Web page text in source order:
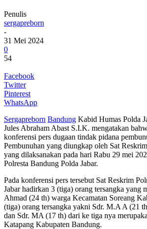
Penulis
sergapreborn
-
31 Mei 2024
0
54
Facebook
Twitter
Pinterest
WhatsApp
Sergapreborn Bandung Kabid Humas Polda
Jules Abraham Abast S.I.K. mengatakan
konferensi pers dugaan tindak pidana
Pembunuhan yang diungkap oleh Sat
yang dilaksanakan pada hari Rabu 29 mei
Polresta Bandung Polda Jabar.
Pada konferensi pers tersebut Sat Reskrim
Jabar hadirkan 3 (tiga) orang tersangka yang
Ahmad (24 th) warga Kecamatan Soreang
(tiga) orang tersangka yakni Sdr. M.A A (21
dan Sdr. MA (17 th) dari ke tiga nya
Katapang Kabupaten Bandung.